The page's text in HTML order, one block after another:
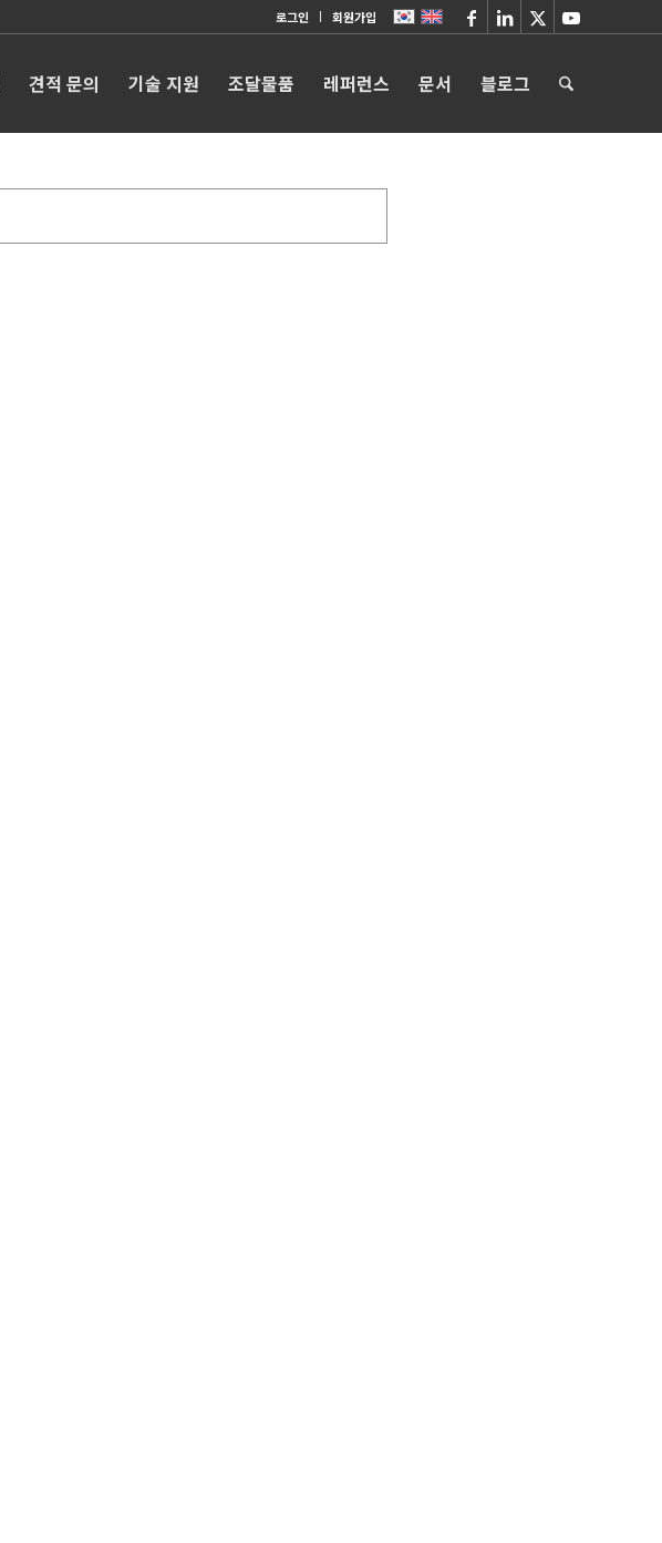
로그인 회원가입
견적 문의 기술 지원 조달물품 레퍼런스 문서 블로그